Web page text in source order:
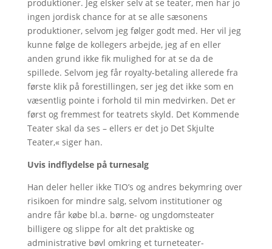
produktioner. Jeg elsker selv at se teater, men har jo
ingen jordisk chance for at se alle sæsonens
produktioner, selvom jeg følger godt med. Her vil jeg
kunne følge de kollegers arbejde, jeg af en eller
anden grund ikke fik mulighed for at se da de
spillede. Selvom jeg får royalty-betaling allerede fra
første klik på forestillingen, ser jeg det ikke som en
væsentlig pointe i forhold til min medvirken. Det er
først og fremmest for teatrets skyld. Det Kommende
Teater skal da ses – ellers er det jo Det Skjulte
Teater,« siger han.
Uvis indflydelse på turnesalg
Han deler heller ikke TIO’s og andres bekymring over
risikoen for mindre salg, selvom institutioner og
andre får købe bl.a. børne- og ungdomsteater
billigere og slippe for alt det praktiske og
administrative bøvl omkring et turneteater-